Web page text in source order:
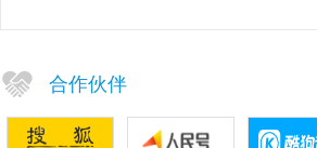
合作伙伴